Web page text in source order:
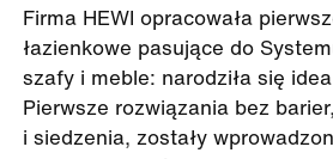
Firma HEWI opracowała
łazienkowe pasujące do
szafy i meble: narodziła się
Pierwsze rozwiązania bez
i siedzenia, zostały